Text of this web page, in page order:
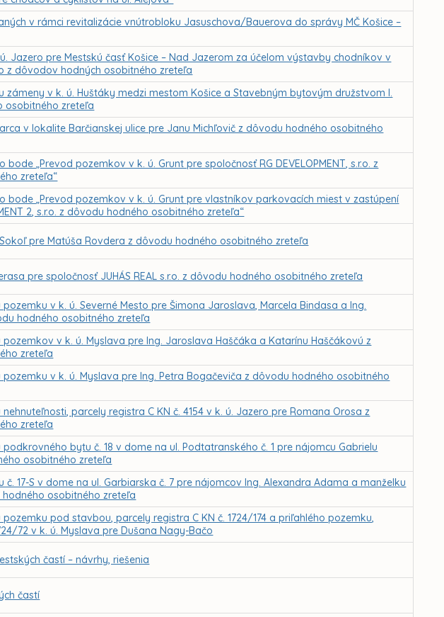
v rámci revitalizácie vnútrobloku Jasuschova/Bauerova do správy MČ Košice –
Jazero pre Mestskú časť Košice – Nad Jazerom za účelom výstavby chodníkov v
z dôvodov hodných osobitného zreteľa
zámeny v k. ú. Huštáky medzi mestom Košice a Stavebným bytovým družstvom I.
osobitného zreteľa
v lokalite Barčianskej ulice pre Janu Michľovič z dôvodu hodného osobitného
bode „Prevod pozemkov v k. ú. Grunt pre spoločnosť RG DEVELOPMENT, s.r.o. z
zreteľa“
bode „Prevod pozemkov v k. ú. Grunt pre vlastníkov parkovacích miest v zastúpení
2, s.r.o. z dôvodu hodného osobitného zreteľa“
pre Matúša Rovdera z dôvodu hodného osobitného zreteľa
pre spoločnosť JUHÁS REAL s.r.o. z dôvodu hodného osobitného zreteľa
v k. ú. Severné Mesto pre Šimona Jaroslava, Marcela Bindasa a Ing.
hodného osobitného zreteľa
v k. ú. Myslava pre Ing. Jaroslava Haščáka a Katarínu Haščákovú z
zreteľa
v k. ú. Myslava pre Ing. Petra Bogačeviča z dôvodu hodného osobitného
parcely registra C KN č. 4154 v k. ú. Jazero pre Romana Orosa z
zreteľa
bytu č. 18 v dome na ul. Podtatranského č. 1 pre nájomcu Gabrielu
osobitného zreteľa
17-S v dome na ul. Garbiarska č. 7 pre nájomcov Ing. Alexandra Adama a manželku
osobitného zreteľa
pod stavbou, parcely registra C KN č. 1724/174 a priľahlého pozemku,
72 v k. ú. Myslava pre Dušana Nagy-Bačo
častí – návrhy, riešenia
častí